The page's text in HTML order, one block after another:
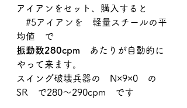
アイアンをセット、購入すると
#5アイアンを
軽量スチールの平
均値　で
振動数280cpm あたりが自動的に
やって来ます。
スイング破壊兵器の　N×9×0　の
SR　で280～290cpm　です